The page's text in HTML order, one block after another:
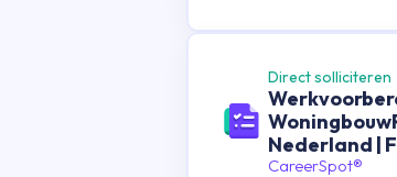
Direct solliciteren
Nederland |
CareerSpot®